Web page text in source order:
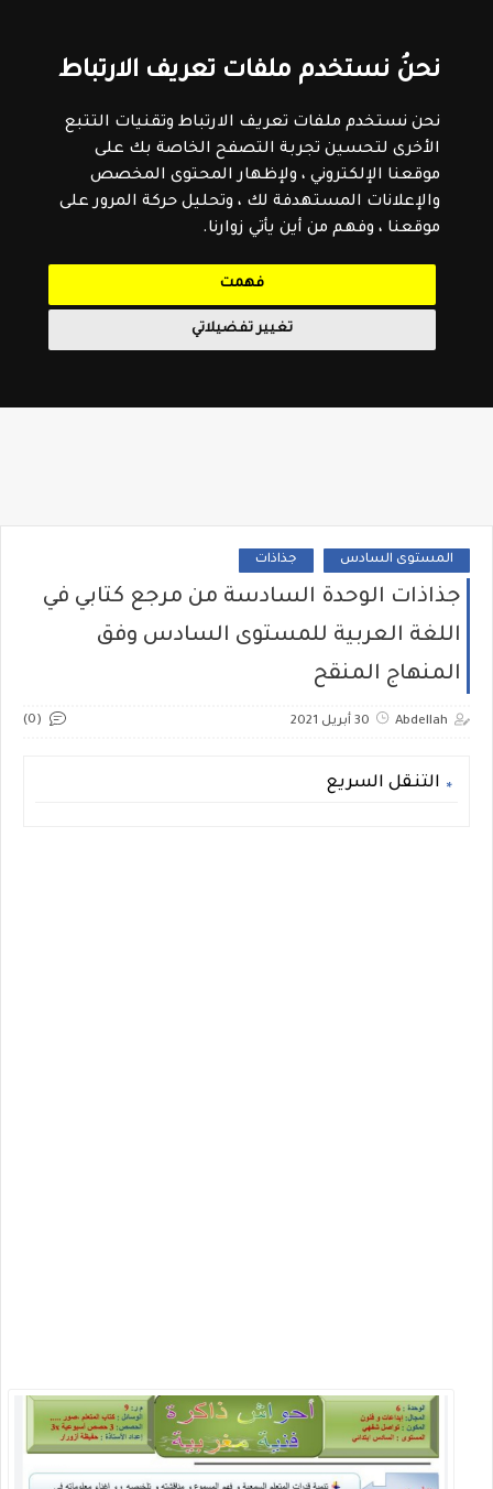
نحنُ نستخدم ملفات تعريف الارتباط
نحن نستخدم ملفات تعريف الارتباط وتقنيات التتبع
الأخرى لتحسين تجربة التصفح الخاصة بك على
موقعنا الإلكتروني ، ولإظهار المحتوى المخصص
والإعلانات المستهدفة لك ، وتحليل حركة المرور على
موقعنا ، وفهم من أين يأتي زوارنا.
فهمت
تغيير تفضيلاتي
المستوى السادس جذاذات
جذاذات الوحدة السادسة من مرجع كتابي في
اللغة العربية للمستوى السادس وفق
المنهاج المنقح
Abdellah 30 أبريل 2021 (0)
التنقل السريع